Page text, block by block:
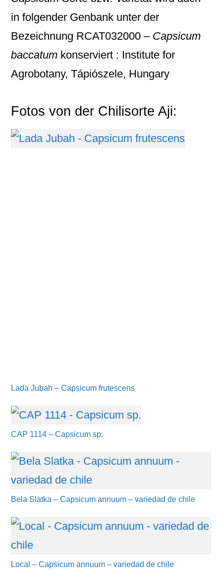
in folgender Genbank unter der
Bezeichnung RCAT032000 – Capsicum
baccatum konserviert : Institute for
Agrobotany, Tápiószele, Hungary
Fotos von der Chilisorte Aji:
Lada Jubah – Capsicum frutescens
CAP 1114 – Capsicum sp.
Bela Slatka – Capsicum annuum – variedad de chile
Local – Capsicum annuum – variedad de chile